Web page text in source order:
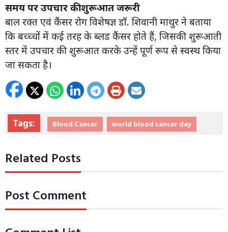
समय पर उपचार की शुरूआत जरूरी
बाल रक्त एवं कैंसर रोग विशेषज्ञ डॉ. शिवानी माथुर ने बताया
कि बच्च्चों में कई तरह के ब्लड कैंसर होते हैं, जिसकी शुरूआती
स्तर में उपचार की शुरूआत करके उन्हें पूर्ण रूप से स्वस्थ किया
जा सकता है।
Tags: Blood Cancer world blood cancer day
Related Posts
Post Comment